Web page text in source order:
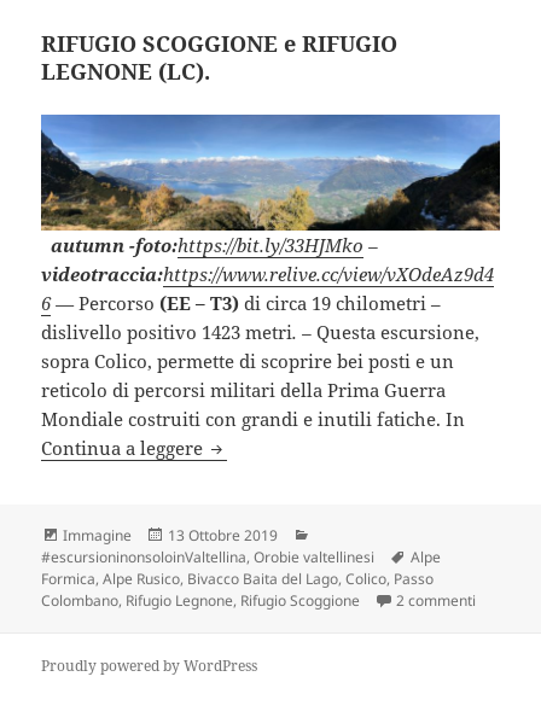
RIFUGIO SCOGGIONE e RIFUGIO
LEGNONE (LC).
autumn -foto:https://bit.ly/33HJMko –
videotraccia:https://www.relive.cc/view/vXOdeAz9d4
6 —Percorso (EE – T3) di circa 19 chilometri –
dislivello positivo 1423 metri. –Questa escursione,
sopra Colico, permette di scoprire bei posti e un
reticolo di percorsi militari della Prima Guerra
Mondiale costruiti con grandi e inutili fatiche. In
Continua a leggere RIFUGIO SCOGGIONE e RIFUGIO
Formato
Immagine
Scritto
il
13 Ottobre 2019
#escursioninonsoloinValtellina,Orobie valtellinesi Tag
Alpe
Formica,Alpe Rusico, Bivacco Baita del Lago,Colico, Passo
Colombano, Rifugio Legnone, Rifugio Scoggione 2 commenti
Proudly powered by WordPress